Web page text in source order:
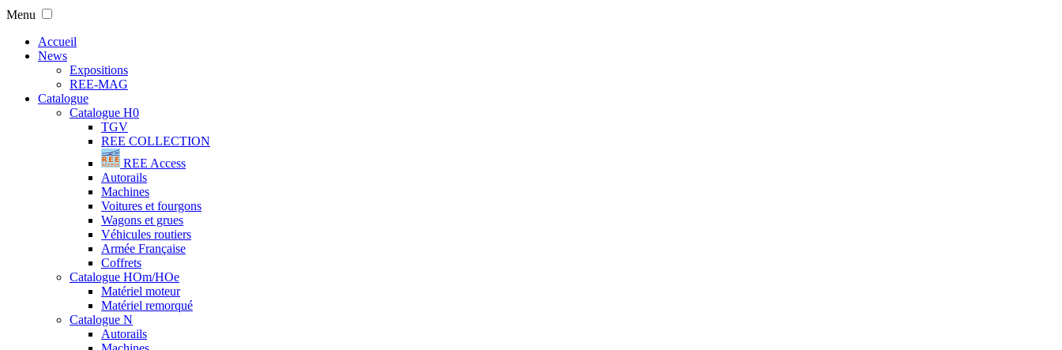
Menu
Accueil
News
Expositions
REE-MAG
Catalogue
Catalogue H0
TGV
REE COLLECTION
REE Access
Autorails
Machines
Voitures et fourgons
Wagons et grues
Véhicules routiers
Armée Française
Coffrets
Catalogue HOm/HOe
Matériel moteur
Matériel remorqué
Catalogue N
Autorails